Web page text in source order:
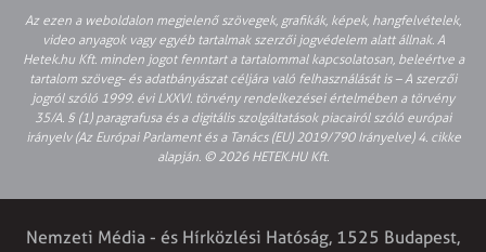
Az ezen a weboldalon megjelenő szövegek, grafikák, képek, hangfelvételek,
video anyagok vagy egyéb tartalmak szerzői jogvédelem alatt állnak. A
Hetek.hu Kft. minden jogot fenntart a tartalommal kapcsolatosan, beleértve a
tartalom szöveg- és adatbányászat céljára való felhasználását is – A szerzői
jogról szóló 1999. évi LXXVI. törvény rendelkezései értelmében a törvény
35/A. § (1) paragrafusa és a digitális szolgáltatások piacairól szóló európai
irányelv (Az Európai Parlament és a Tanács (EU) 2019/790 Irányelve) 4. cikke
alapján. © 2026 HETEK.HU Kft.
Nemzeti Média - és Hírközlési Hatóság, 1525 Budapest,